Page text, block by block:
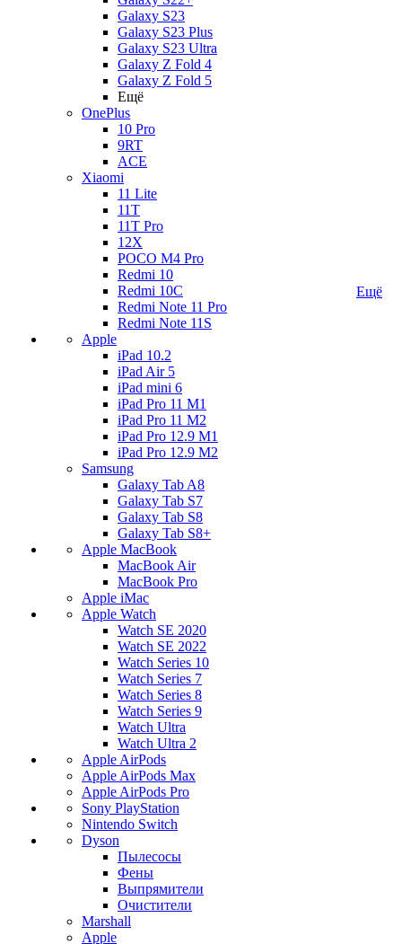
Galaxy S23
Galaxy S23 Plus
Galaxy S23 Ultra
Galaxy Z Fold 4
Galaxy Z Fold 5
Ещё
OnePlus
10 Pro
9RT
ACE
Xiaomi
11 Lite
11T
11T Pro
12X
POCO M4 Pro
Redmi 10
Redmi 10C
Redmi Note 11 Pro
Redmi Note 11S
Apple
iPad 10.2
iPad Air 5
iPad mini 6
iPad Pro 11 M1
iPad Pro 11 M2
iPad Pro 12.9 M1
iPad Pro 12.9 M2
Samsung
Galaxy Tab A8
Galaxy Tab S7
Galaxy Tab S8
Galaxy Tab S8+
Apple MacBook
MacBook Air
MacBook Pro
Apple iMac
Apple Watch
Watch SE 2020
Watch SE 2022
Watch Series 10
Watch Series 7
Watch Series 8
Watch Series 9
Watch Ultra
Watch Ultra 2
Apple AirPods
Apple AirPods Max
Apple AirPods Pro
Sony PlayStation
Nintendo Switch
Dyson
Пылесосы
Фены
Выпрямители
Очистители
Marshall
Apple
Ещё